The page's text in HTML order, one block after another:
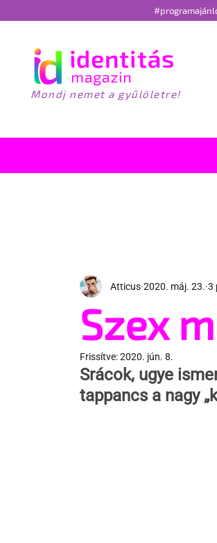
Mondj nemet a gyűlöletre!
Szex
Atticus 2020. máj. 23. 3
Frissítve:2020. jún. 8.
Srácok, ugye
tappancs a nagy